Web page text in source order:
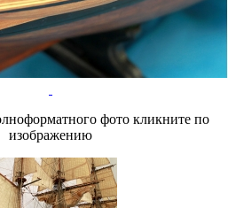
фото кликните по
изображению